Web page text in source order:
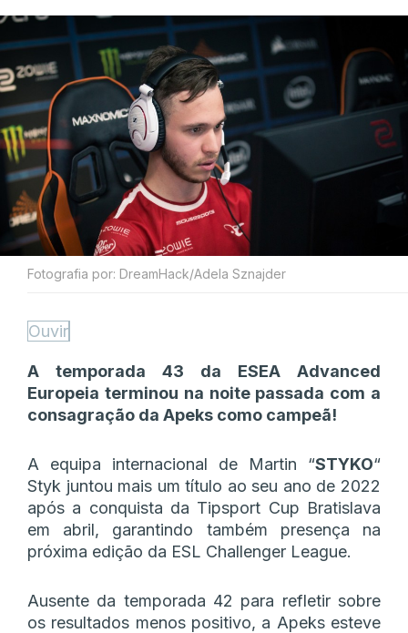
Fotografia por: DreamHack/Adela Sznajder
Ouvir
A temporada 43 da ESEA Advanced
Europeia terminou na noite passada com a
consagração da Apeks como campeã!
A equipa internacional de Martin “⁠STYKO⁠“
Styk juntou mais um título ao seu ano de 2022
após a conquista da Tipsport Cup Bratislava
em abril, garantindo também presença na
próxima edição da ESL Challenger League.
Ausente da temporada 42 para refletir sobre
os resultados menos positivo, a Apeks esteve